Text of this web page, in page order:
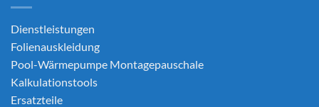
Dienstleistungen
Folienauskleidung
Pool-Wärmepumpe Montagepauschale
Kalkulationstools
Ersatzteile